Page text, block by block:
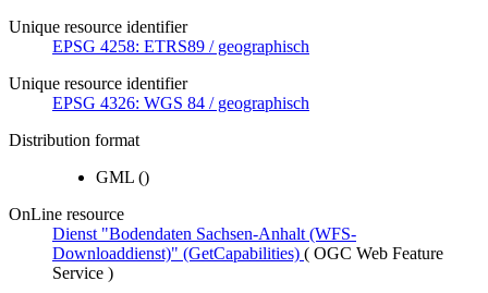
Unique resource identifier
EPSG 4258: ETRS89 / geographisch
Unique resource identifier
EPSG 4326: WGS 84 / geographisch
Distribution format
GML ()
OnLine resource
Dienst "Bodendaten Sachsen-Anhalt (WFS-
Downloaddienst)" (GetCapabilities) ( OGC Web Feature
Service )